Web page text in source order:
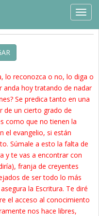
lo reconozca o no, lo diga o
anda hoy tratando de nadar
Se predica tanto en una
de un cierto grado de
como que no tienen la
el evangelio, si están
Súmale a esto la falta de
y te vas a encontrar con
franja de creyentes
de ser todo lo más
la Escritura. Te diré
el acceso al conocimiento
nos hace libres,